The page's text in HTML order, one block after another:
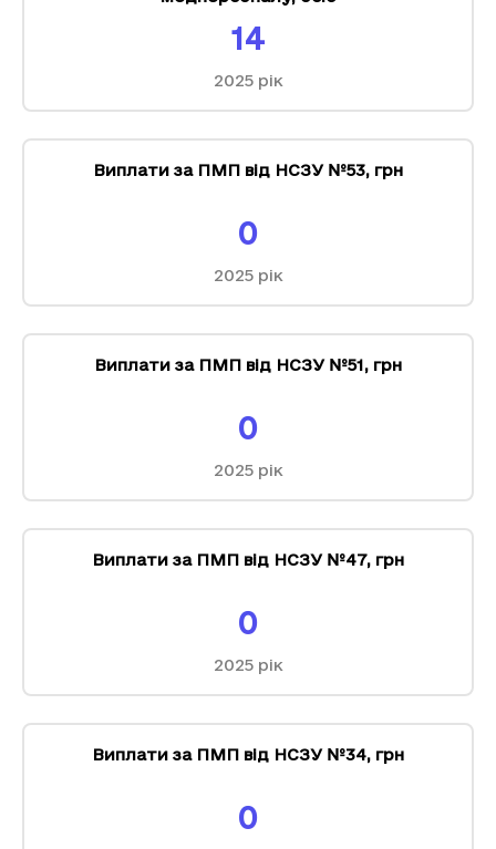
14
2025рік
Виплати за ПМП від НСЗУ №53, грн
0
2025рік
Виплати за ПМП від НСЗУ №51, грн
0
2025рік
Виплати за ПМП від НСЗУ №47, грн
0
2025рік
Виплати за ПМП від НСЗУ №34, грн
0